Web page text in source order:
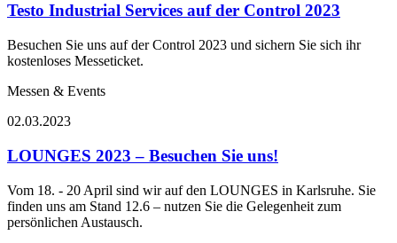
Testo Industrial Services auf der Control 2023
Besuchen Sie uns auf der Control 2023 und sichern Sie sich ihr
kostenloses Messeticket.
Messen & Events
02.03.2023
LOUNGES 2023 – Besuchen Sie uns!
Vom 18. - 20 April sind wir auf den LOUNGES in Karlsruhe. Sie
finden uns am Stand 12.6 – nutzen Sie die Gelegenheit zum
persönlichen Austausch.